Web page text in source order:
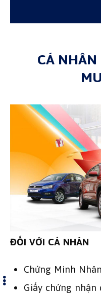
CÁ NHÂN
ĐỐI VỚI CÁ NHÂN
Chứng Minh
Giấy chứng